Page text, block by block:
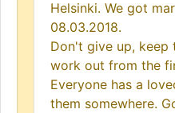
Helsinki. We got
08.03.2018.
Don't give up,
work out from the
Everyone has a
them somewhere.